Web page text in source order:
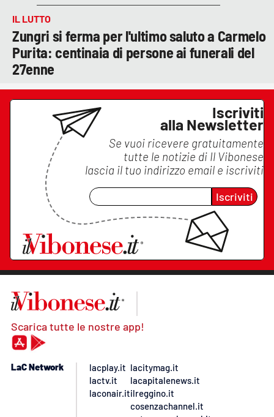
IL LUTTO
Zungri si ferma per l'ultimo saluto a Carmelo
Purita: centinaia di persone ai funerali del
27enne
Iscriviti
alla Newsletter
Se vuoi ricevere gratuitamente
tutte le notizie di Il Vibonese
lascia il tuo indirizzo email e iscriviti
Iscriviti
Scarica tutte le nostre app!
LaC Network
lacplay.it
lactv.it
laconair.it
lacitymag.it
lacapitalenews.it
ilreggino.it
cosenzachannel.it